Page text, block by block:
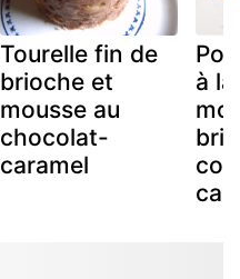
Tourelle fin de
brioche et
mousse au
chocolat-
caramel
à